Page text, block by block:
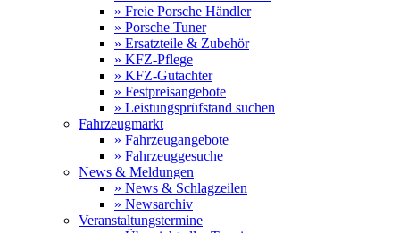
» Freie Porsche Händler
» Porsche Tuner
» Ersatzteile & Zubehör
» KFZ-Pflege
» KFZ-Gutachter
» Festpreisangebote
» Leistungsprüfstand suchen
Fahrzeugmarkt
» Fahrzeugangebote
» Fahrzeuggesuche
News & Meldungen
» News & Schlagzeilen
» Newsarchiv
Veranstaltungstermine